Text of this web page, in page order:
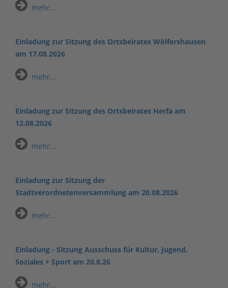
mehr...
Einladung zur Sitzung des Ortsbeirates Wölfershausen
am 17.08.2026
mehr...
Einladung zur Sitzung des Ortsbeirates Herfa am
12.08.2026
mehr...
Einladung zur Sitzung der
Stadtverordnetenversammlung am 20.08.2026
mehr...
Einladung - Sitzung Ausschuss für Kultur, Jugend,
Soziales + Sport am 20.8.26
mehr...